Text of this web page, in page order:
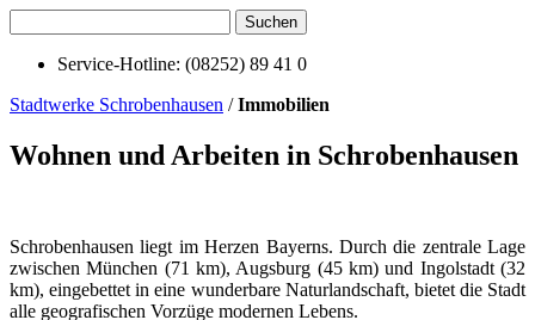
Suchen
Service-Hotline: (08252) 89 41 0
Stadtwerke Schrobenhausen /Immobilien
Wohnen und Arbeiten in Schrobenhausen
Schrobenhausen liegt im Herzen Bayerns. Durch die zentrale Lage
zwischen München (71 km), Augsburg (45 km) und Ingolstadt (32
km), eingebettet in eine wunderbare Naturlandschaft, bietet die Stadt
alle geografischen Vorzüge modernen Lebens.